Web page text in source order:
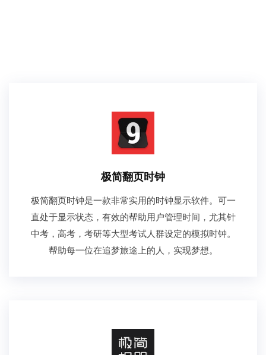
极简翻页时钟
极简翻页时钟是一款非常实用的时钟显示软件。可一
直处于显示状态，有效的帮助用户管理时间，尤其针
中考，高考，考研等大型考试人群设定的模拟时钟。
帮助每一位在追梦旅途上的人，实现梦想。